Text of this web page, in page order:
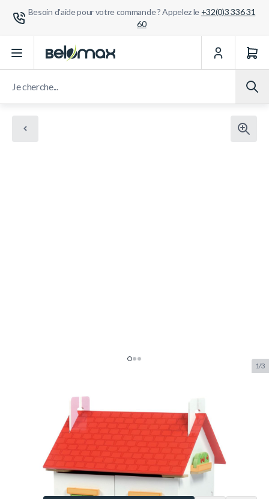
Besoin d'aide pour votre commande ? Appelez le +32(0)3 336 31
60
1/3
Le Toy Van Tutti-Frutti Maison de
Poupée
LTV.H120
129.– €